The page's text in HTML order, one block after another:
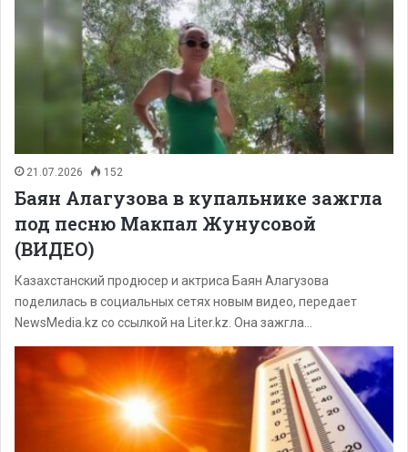
21.07.2026 152
Баян Алагузова в купальнике зажгла
под песню Макпал Жунусовой
(ВИДЕО)
Казахстанский продюсер и актриса Баян Алагузова
поделилась в социальных сетях новым видео, передает
NewsMedia.kz со ссылкой на Liter.kz. Она зажгла…